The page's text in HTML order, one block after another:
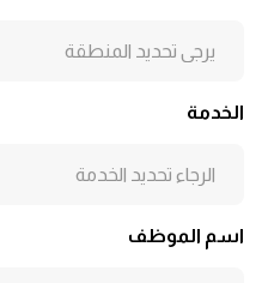
الخدمة
اسم الموظف